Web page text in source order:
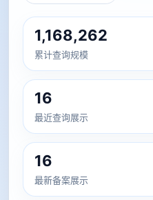
1,168,262
累计查询规模
16
最近查询展示
16
最新备案展示